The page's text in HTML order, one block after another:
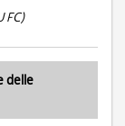
FC)
delle